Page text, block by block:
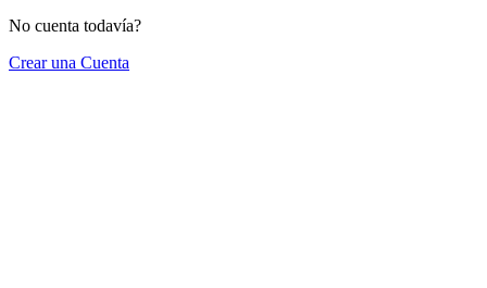
No cuenta todavía?
Crear una Cuenta